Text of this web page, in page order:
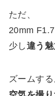
ただ、
20mm F1.7
少し 違う魅
ズームする